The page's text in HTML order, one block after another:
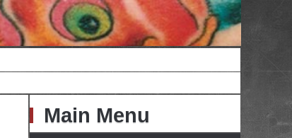
Main Menu